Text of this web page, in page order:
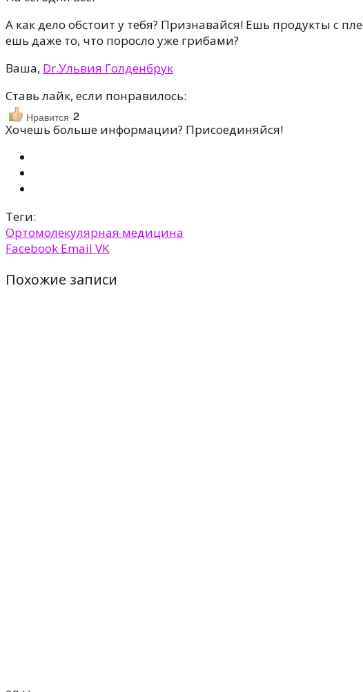
А как дело обстоит у тебя? Признавайся! Ешь продукты с
ешь даже то, что поросло уже грибами?
Ваша, Dr.Ульвия Голденбрук
Ставь лайк, если понравилось:
Нравится 2
Хочешь больше информации? Присоединяйся!
Теги:
Ортомолекулярная медицина
Facebook Email VK
Похожие записи